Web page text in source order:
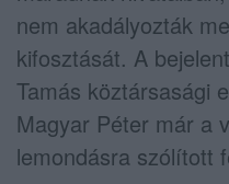
nem akadályozták
kifosztását. A
Tamás köztársasági
Magyar Péter már a
lemondásra szólított